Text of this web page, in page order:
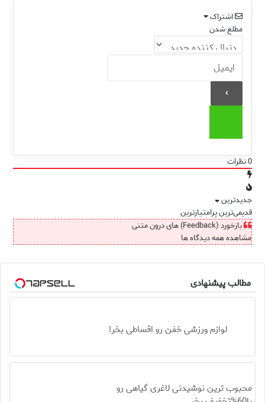
اشتراک
مطلع شدن
0نظرات
جدیدترین
قدیمی‌ترینپرامتیازترین
بازخورد (Feedback) های درون متنی
مشاهده همه دیدگاه ها
مطالب پیشنهادی
لوازم ورزشی خفن رو اقساطی بخر!
محبوب ترین نوشیدنی لاغری گیاهی رو